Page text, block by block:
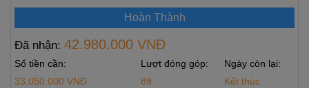
Hoàn Thành
Đã nhận: 42.980.000 VNĐ
Số tiền cần:
33.050.000 VNĐ
Lượt đóng góp:
89
Ngày còn lại:
Kết thúc